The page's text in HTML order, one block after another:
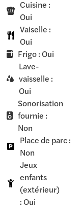
Cuisine :
Oui
Vaiselle :
Oui
Frigo : Oui
Lave-
vaisselle :
Oui
Sonorisation
fournie :
Non
Place de parc :
Non
Jeux
enfants
(extérieur)
: Oui